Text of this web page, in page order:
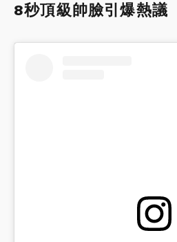
8秒頂級帥臉引爆熱議